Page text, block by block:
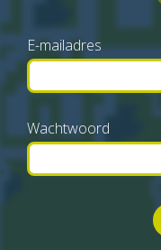
E-mailadres
Wachtwoord